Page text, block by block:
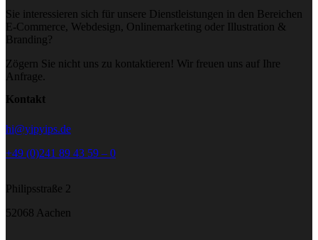
Sie interessieren sich für unsere Dienstleistungen in den Bereichen
E-Commerce, Webdesign, Onlinemarketing oder Illustration &
Branding?
Zögern Sie nicht uns zu kontaktieren! Wir freuen uns auf Ihre
Anfrage.
Kontakt
hi@yipyips.de
+49 (0)241 89 43 59 – 0
Philipsstraße 2
52068 Aachen